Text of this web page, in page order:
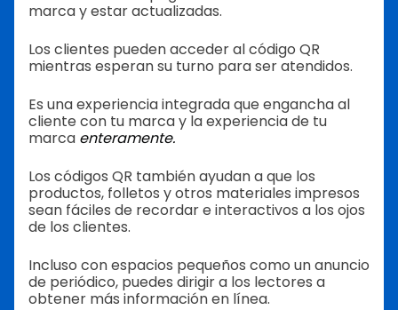
marca y estar actualizadas.
Los clientes pueden acceder al código QR
mientras esperan su turno para ser atendidos.
Es una experiencia integrada que engancha al
cliente con tu marca y la experiencia de tu
marca enteramente.
Los códigos QR también ayudan a que los
productos, folletos y otros materiales impresos
sean fáciles de recordar e interactivos a los ojos
de los clientes.
Incluso con espacios pequeños como un anuncio
de periódico, puedes dirigir a los lectores a
obtener más información en línea.